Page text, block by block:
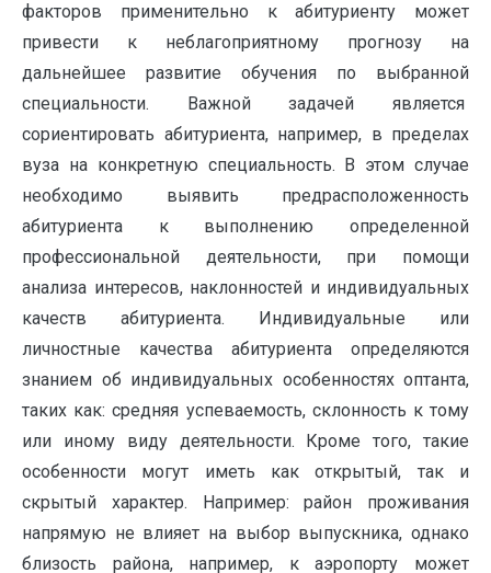
факторов применительно к абитуриенту может
привести к неблагоприятному прогнозу на
дальнейшее развитие обучения по выбранной
специальности. Важной задачей является
сориентировать абитуриента, например, в пределах
вуза на конкретную специальность. В этом случае
необходимо выявить предрасположенность
абитуриента к выполнению определенной
профессиональной деятельности, при помощи
анализа интересов, наклонностей и индивидуальных
качеств абитуриента. Индивидуальные или
личностные качества абитуриента определяются
знанием об индивидуальных особенностях оптанта,
таких как: средняя успеваемость, склонность к тому
или иному виду деятельности. Кроме того, такие
особенности могут иметь как открытый, так и
скрытый характер. Например: район проживания
напрямую не влияет на выбор выпускника, однако
близость района, например, к аэропорту может